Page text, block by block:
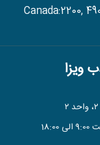
Canada:2200,
ویزا